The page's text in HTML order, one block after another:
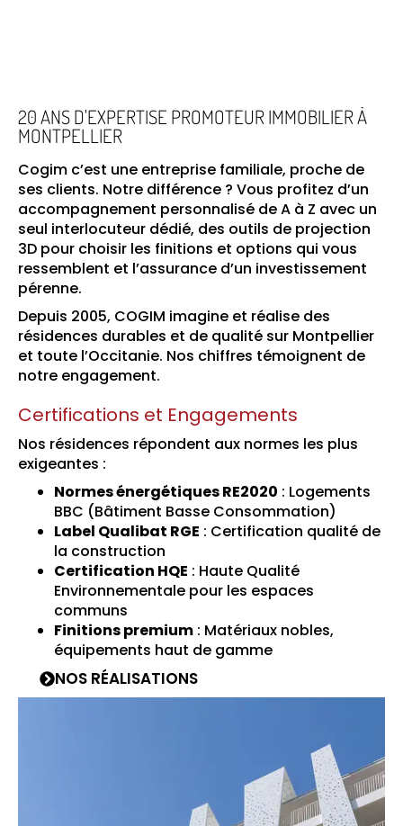
20 ANS D'EXPERTISE PROMOTEUR IMMOBILIER À
MONTPELLIER
Cogim c’est une entreprise familiale, proche de
ses clients. Notre différence ? Vous profitez d’un
accompagnement personnalisé de A à Z avec un
seul interlocuteur dédié, des outils de projection
3D pour choisir les finitions et options qui vous
ressemblent et l’assurance d’un investissement
pérenne.
Depuis 2005, COGIM imagine et réalise des
résidences durables et de qualité sur Montpellier
et toute l’Occitanie. Nos chiffres témoignent de
notre engagement.
Certifications et Engagements
Nos résidences répondent aux normes les plus
exigeantes :
Normes énergétiques RE2020 : Logements
BBC (Bâtiment Basse Consommation)
Label Qualibat RGE : Certification qualité de
la construction
Certification HQE : Haute Qualité
Environnementale pour les espaces
communs
Finitions premium : Matériaux nobles,
équipements haut de gamme
NOS RÉALISATIONS